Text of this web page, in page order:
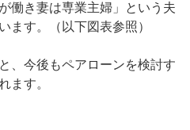
働き妻は専業主婦」という夫
ます。（以下図表参照）
、今後もペアローンを検討す
ます。